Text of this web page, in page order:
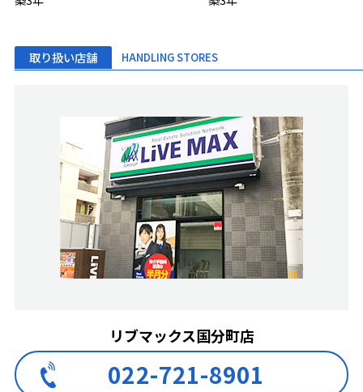
取り扱い店舗 HANDLING STORES
リブマックス国分町店
022-721-8901